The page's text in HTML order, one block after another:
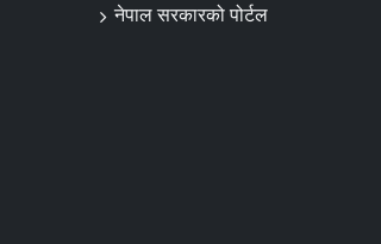
नेपाल सरकारको पोर्टल